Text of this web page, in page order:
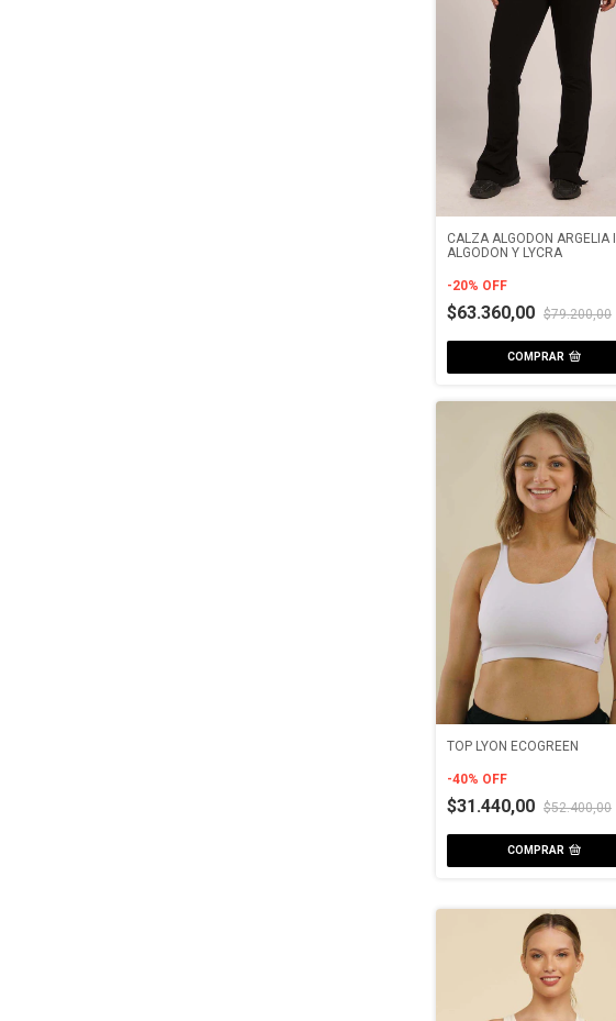
CALZA ALGODON ARGELIA I
ALGODON Y LYCRA
-20% OFF
$63.360,00 $79.200,00
COMPRAR
TOP LYON ECOGREEN
-40% OFF
$31.440,00 $52.400,00
COMPRAR